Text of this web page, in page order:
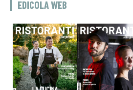
EDICOLA WEB